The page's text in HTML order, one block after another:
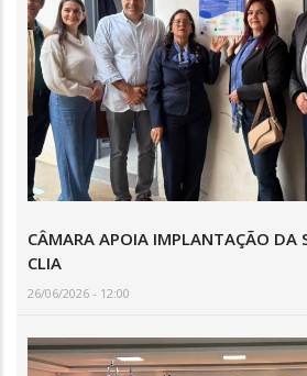
CÂMARA APOIA IMPLANTAÇÃO DA
CLIA
26/06/2026 - 12:00